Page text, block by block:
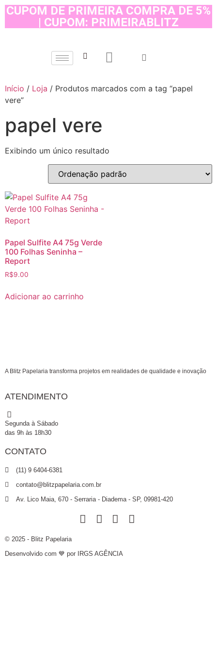
CUPOM DE PRIMEIRA COMPRA DE 5%
| CUPOM: PRIMEIRABLITZ
Início / Loja / Produtos marcados com a tag “papel
vere”
papel vere
Exibindo um único resultado
Papel Sulfite A4 75g Verde
100 Folhas Seninha –
Report
R$9.00
Adicionar ao carrinho
A Blitz Papelaria transforma projetos em realidades de qualidade e inovação
ATENDIMENTO
Segunda à Sábado
das 9h às 18h30
CONTATO
(11) 9 6404-6381
contato@blitzpapelaria.com.br
Av. Lico Maia, 670 - Serraria - Diadema - SP, 09981-420
© 2025 - Blitz Papelaria
Desenvolvido com 💙 por IRGS AGÊNCIA